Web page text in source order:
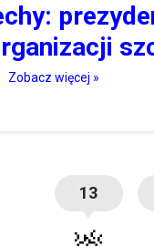
Zobacz więcej »
13